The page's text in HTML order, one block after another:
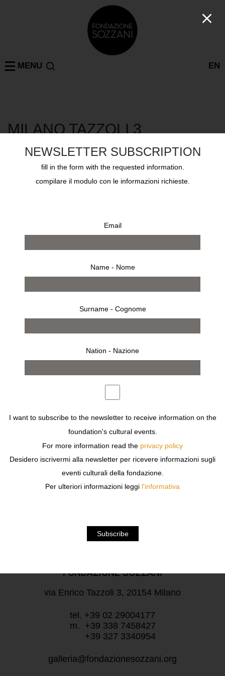
EN
MENU
MILANO TAZZOLI 3
brochure
GIORNI E ORARI DI APERTURA
dal lunedì al venerdì
su appuntamento
FONDAZIONE SOZZANI
via Enrico Tazzoli 3, 20154 Milano
tel. +39 02 29004177
m. +39 338 7458427
+39 327 3340954
galleria@fondazionesozzani.org
NEWSLETTER SUBSCRIPTION
fill in the form with the requested information.
compilare il modulo con le informazioni richieste.
Email
Name - Nome
Surname - Cognome
Nation - Nazione
I want to subscribe to the newsletter to receive information on the
foundation's cultural events.
For more information read the privacy policy
Desidero iscrivermi alla newsletter per ricevere informazioni sugli
eventi culturali della fondazione.
Per ulteriori informazioni leggi l'informativa